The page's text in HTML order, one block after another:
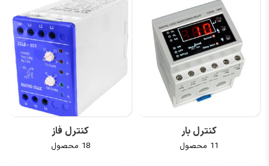
کنترل بار
11 محصول
کنترل فاز
18 محصول